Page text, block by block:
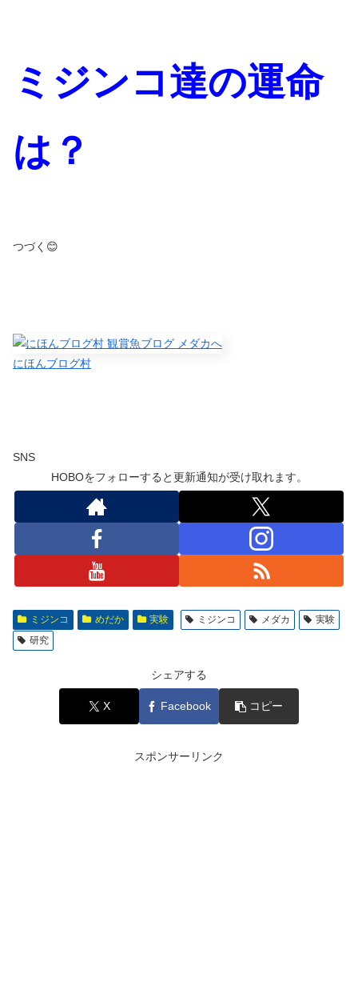
ミジンコ達の運命
は？
つづく😊
にほんブログ村
SNS
HOBOをフォローすると更新通知が受け取れます。
ミジンコ めだか 実験 ミジンコ メダカ
実験
研究
シェアする
X Facebook コピー
スポンサーリンク